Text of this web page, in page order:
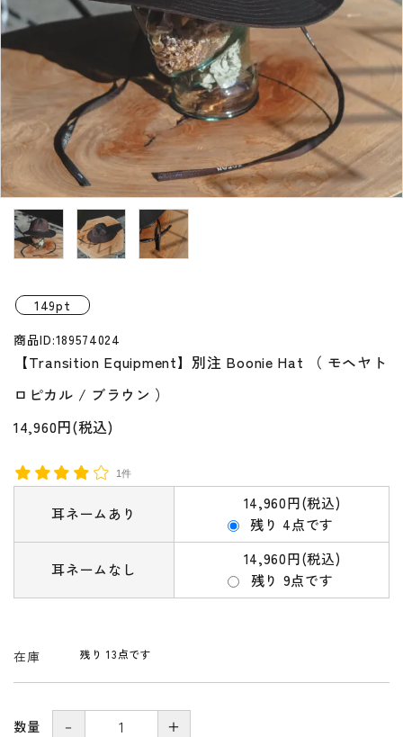
お知らせ
ご利用ガイド
プライバシーポリシー
特定商取引法について
お問い合わせ
149pt
商品ID:189574024
【Transition Equipment】別注 Boonie Hat （ モヘヤト
ロピカル / ブラウン ）
14,960円(税込)
1件
耳ネームあり
14,960円(税込)
残り 4点です
耳ネームなし
14,960円(税込)
残り 9点です
在庫 残り 13点です
数量 － ＋